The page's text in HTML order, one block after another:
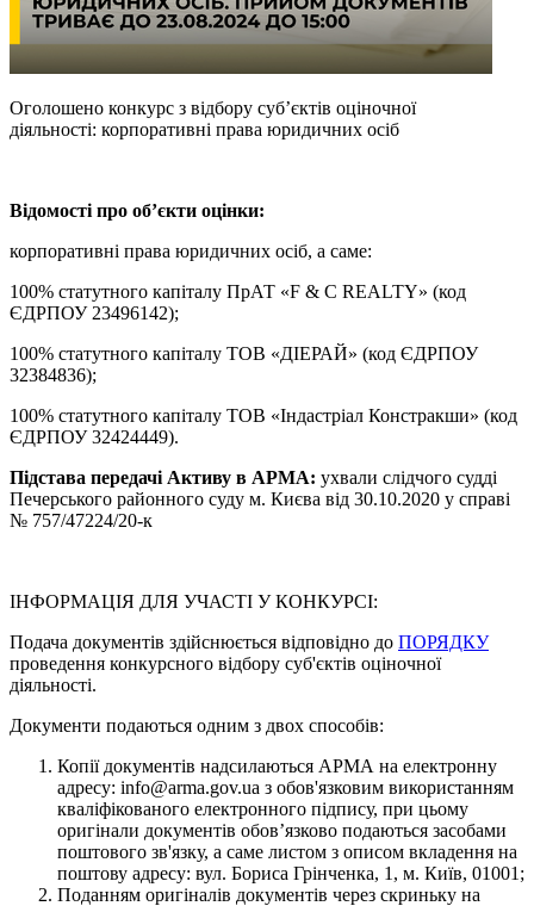
Оголошено конкурс з відбору суб’єктів оціночної
діяльності: корпоративні права юридичних осіб
Відомості про об’єкти оцінки:
корпоративні права юридичних осіб, а саме:
100% статутного капіталу ПрАТ «F & С REALTY» (код
ЄДРПОУ 23496142);
100% статутного капіталу ТОВ «ДІЕРАЙ» (код ЄДРПОУ
32384836);
100% статутного капіталу ТОВ «Індастріал Констракши» (код
ЄДРПОУ 32424449).
Підстава передачі Активу в АРМА: ухвали слідчого судді
Печерського районного суду м. Києва від 30.10.2020 у справі
№ 757/47224/20-к
ІНФОРМАЦІЯ ДЛЯ УЧАСТІ У КОНКУРСІ:
Подача документів здійснюється відповідно до ПОРЯДКУ
проведення конкурсного відбору суб'єктів оціночної
діяльності.
Документи подаються одним з двох способів:
Копії документів надсилаються АРМА на електронну
адресу: info@arma.gov.ua з обов'язковим використанням
кваліфікованого електронного підпису, при цьому
оригінали документів обов’язково подаються засобами
поштового зв'язку, а саме листом з описом вкладення на
поштову адресу: вул. Бориса Грінченка, 1, м. Київ, 01001;
Поданням оригіналів документів через скриньку на